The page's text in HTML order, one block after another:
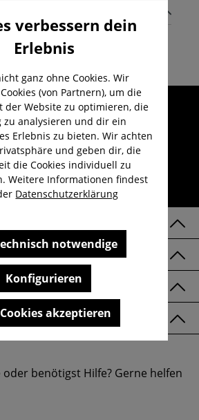
Kundenservice
Kauf auf Rechnung
Versand ab 29,-€
1-3 Werktage
kostenlose Retoure
oder benötigst Hilfe? Gerne helfen
verbessern dein
Erlebnis
ganz ohne Cookies. Wir
(von Partnern), um die
der Website zu optimieren, die
zu analysieren und dir ein
Erlebnis zu bieten. Wir achten
und geben dir, die
die Cookies individuell zu
Weitere Informationen findest
Datenschutzerklärung
notwendige
Konfigurieren
akzeptieren